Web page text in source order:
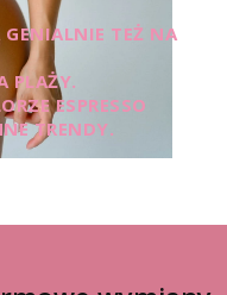
GENIALNIE TEŻ NA
PLAŻY.
ESPRESSO
TRENDY.